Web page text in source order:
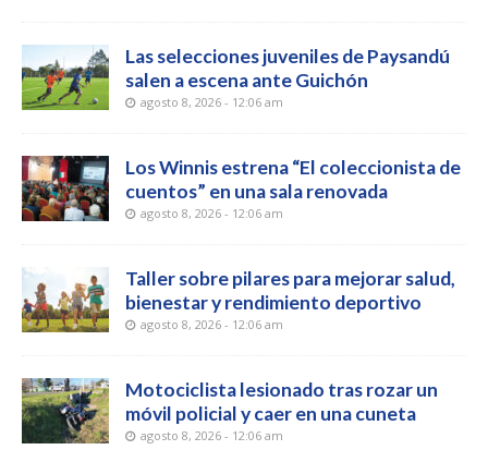
Las selecciones juveniles de Paysandú
salen a escena ante Guichón
agosto 8, 2026 - 12:06 am
Los Winnis estrena “El coleccionista de
cuentos” en una sala renovada
agosto 8, 2026 - 12:06 am
Taller sobre pilares para mejorar salud,
bienestar y rendimiento deportivo
agosto 8, 2026 - 12:06 am
Motociclista lesionado tras rozar un
móvil policial y caer en una cuneta
agosto 8, 2026 - 12:06 am